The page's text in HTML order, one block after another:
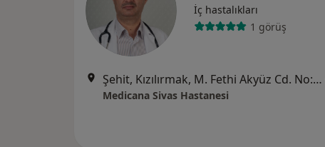
İç hastalıkları
1 görüş
Şehit, Kızılırmak, M. Fethi Akyüz Cd. No: 8Merkez/Sivas, Sivas
Medicana Sivas Hastanesi